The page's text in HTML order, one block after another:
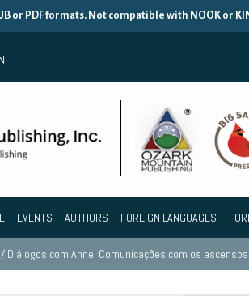
or PDF formats. Not compatible with NOOK or
EVENTS AUTHORS FOREIGN LANGUAGES
/ Diálogos com Anne: Comunicações com os